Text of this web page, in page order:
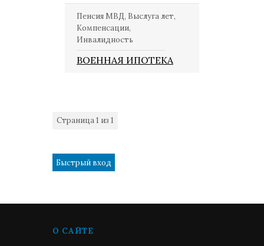
Пенсия МВД, Выслуга лет,
Компенсации,
Инвалидность
ВОЕННАЯ ИПОТЕКА
Страница1 из 1
О САЙТЕ